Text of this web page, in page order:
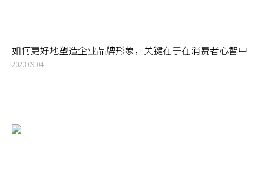
如何更好地塑造企业品牌形象，关键在于在消费者心智中
重新定位
2023.09.04